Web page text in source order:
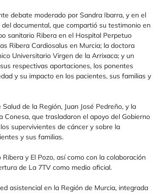
debate moderado por Sandra Ibarra, y en el
documental, que compartió su testimonio en
sanitario Ribera en el Hospital Perpetuo
Ribera Cardiosalus en Murcia; la doctora
Universitario Virgen de la Arrixaca; y un
respectivas aportaciones, los ponentes
y su impacto en los pacientes, sus familias y
de la Región, Juan José Pedreño, y la
Conesa, que trasladaron el apoyo del Gobierno
supervivientes de cáncer y sobre la
y sus familias.
y El Pozo, así como con la colaboración
de La 7TV como medio oficial.
asistencial en la Región de Murcia, integrada